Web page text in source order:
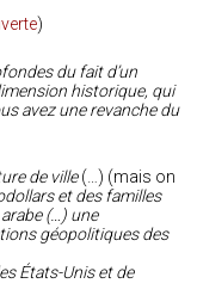
)
du fait d’un
historique, qui
avez une revanche du
de ville(…) (mais on
et des familles
(…) une
géopolitiques des
États-Unis et de